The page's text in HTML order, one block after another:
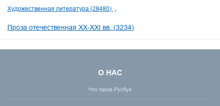
Художественная литература (28480)
Проза отечественная XX-XXI вв. (3234)
О НАС
Что такое Русбук